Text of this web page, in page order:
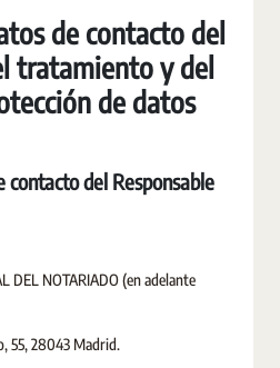
de contacto del
tratamiento y del
de datos
contacto del Responsable
DEL NOTARIADO (en adelante
55, 28043 Madrid.